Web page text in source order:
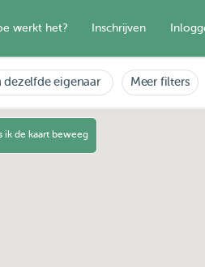
werkt het? Inschrijven
dezelfde eigenaar Meer filters
ik de kaart beweeg